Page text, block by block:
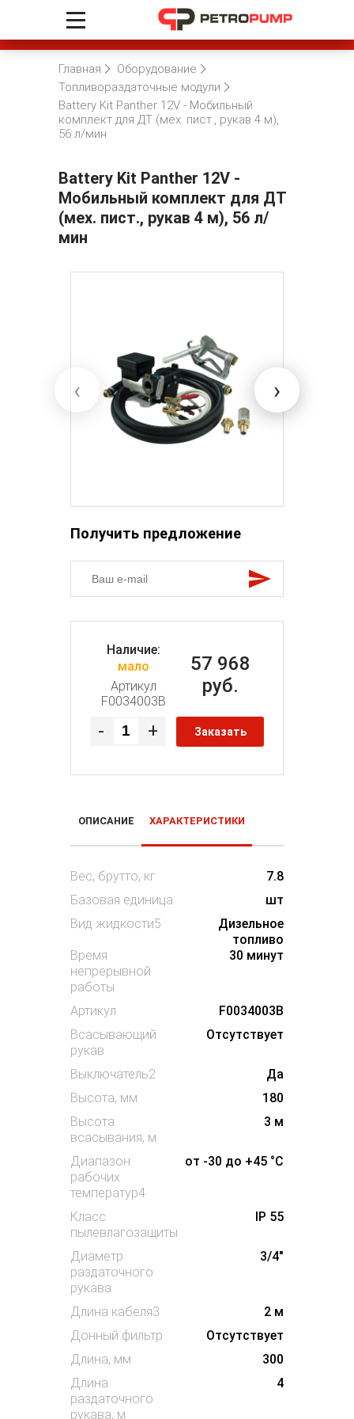
Главная
Оборудование
Топливораздаточные модули
Battery Kit Panther 12V - Мобильный
комплект для ДТ (мех. пист., рукав 4 м),
56 л/мин
Battery Kit Panther 12V -
Мобильный комплект для ДТ
(мех. пист., рукав 4 м), 56 л/
мин
‹ ›
Получить предложение
Наличие:
мало
Артикул
F0034003B
57 968
руб.
- + Заказать
ОПИСАНИЕ ХАРАКТЕРИСТИКИ
Вес, брутто, кг
7.8
Базовая единица
шт
Вид жидкости5
Дизельное
топливо
Время
непрерывной
работы
30 минут
Артикул
F0034003B
Всасывающий
рукав
Отсутствует
Выключатель2
Да
Высота, мм
180
Высота
всасывания, м
3 м
Диапазон
рабочих
температур4
от -30 до +45 °С
Класс
пылевлагозащиты
IP 55
Диаметр
раздаточного
рукава
3/4"
Длина кабеля3
2 м
Донный фильтр
Отсутствует
Длина, мм
300
Длина
раздаточного
рукава, м
4